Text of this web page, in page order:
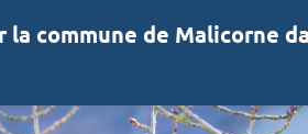
la commune de Malicorne